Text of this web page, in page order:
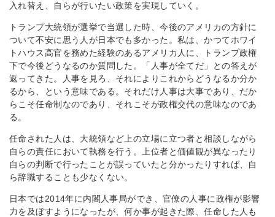
入れ替え、自らが行いたい政策を実現していく。
トランプ大統領が選挙で当選した時、今後のアメリカの方針に
ついて不安に思う人が日本でも多かった。私は、かつてホワイ
トハウス高官を務めた経験のあるアメリカ人に、トランプ政権
下で今後どうなるのか質問した。「人事が全てだ」との答えが
返ってきた。人事を見ろ、それによりこれからどうなるか分か
るから、という意味である。それだけ人事は大事であり、だか
らこそ任命制なのであり、それこそが政権交代の意味なのであ
る。
任命された人は、大統領など上の立場に立つ者と相談しながら
自らの責任において執務を行う。上位者と価値観が異なったり
自らの判断で行ったことが誤っていたと分かったりすれば、自
ら辞職することも少なくない。
日本では2014年に内閣人事局ができ、官僚の人事に政権が影響
力を及ぼすようになったが、何か事が起きた際、任命した人も